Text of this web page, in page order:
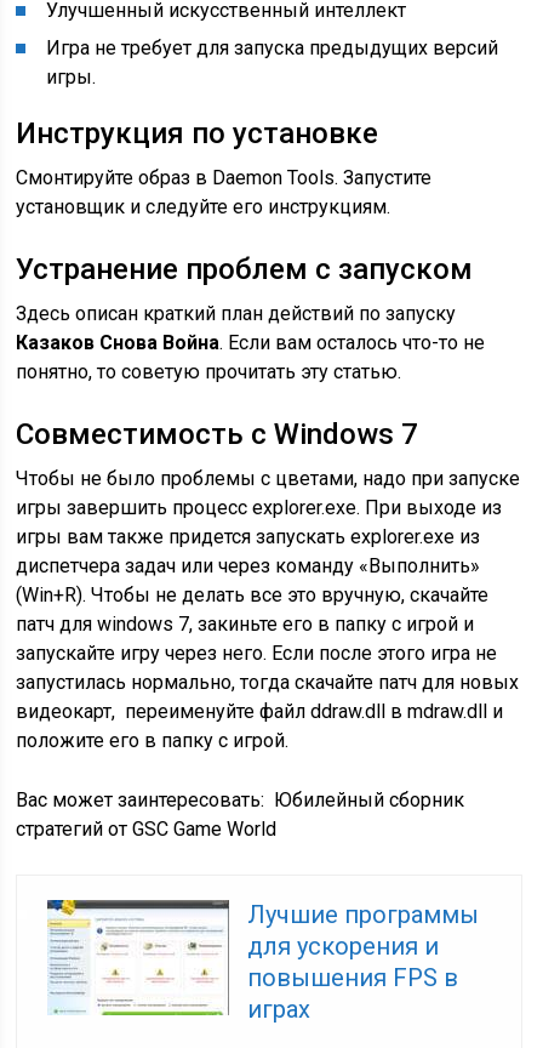
Улучшенный искусственный интеллект
Игра не требует для запуска предыдущих версий
игры.
Инструкция по установке
Смонтируйте образ в Daemon Tools. Запустите
установщик и следуйте его инструкциям.
Устранение проблем с запуском
Здесь описан краткий план действий по запуску
Казаков Снова Война. Если вам осталось что-то не
понятно, то советую прочитать эту статью.
Совместимость с Windows 7
Чтобы не было проблемы с цветами, надо при запуске
игры завершить процесс explorer.exe. При выходе из
игры вам также придется запускать explorer.exe из
диспетчера задач или через команду «Выполнить»
(Win+R). Чтобы не делать все это вручную, скачайте
патч для windows 7, закиньте его в папку с игрой и
запускайте игру через него. Если после этого игра не
запустилась нормально, тогда скачайте патч для новых
видеокарт, переименуйте файл ddraw.dll в mdraw.dll и
положите его в папку с игрой.
Вас может заинтересовать: Юбилейный сборник
стратегий от GSC Game World
Лучшие программы
для ускорения и
повышения FPS в
играх